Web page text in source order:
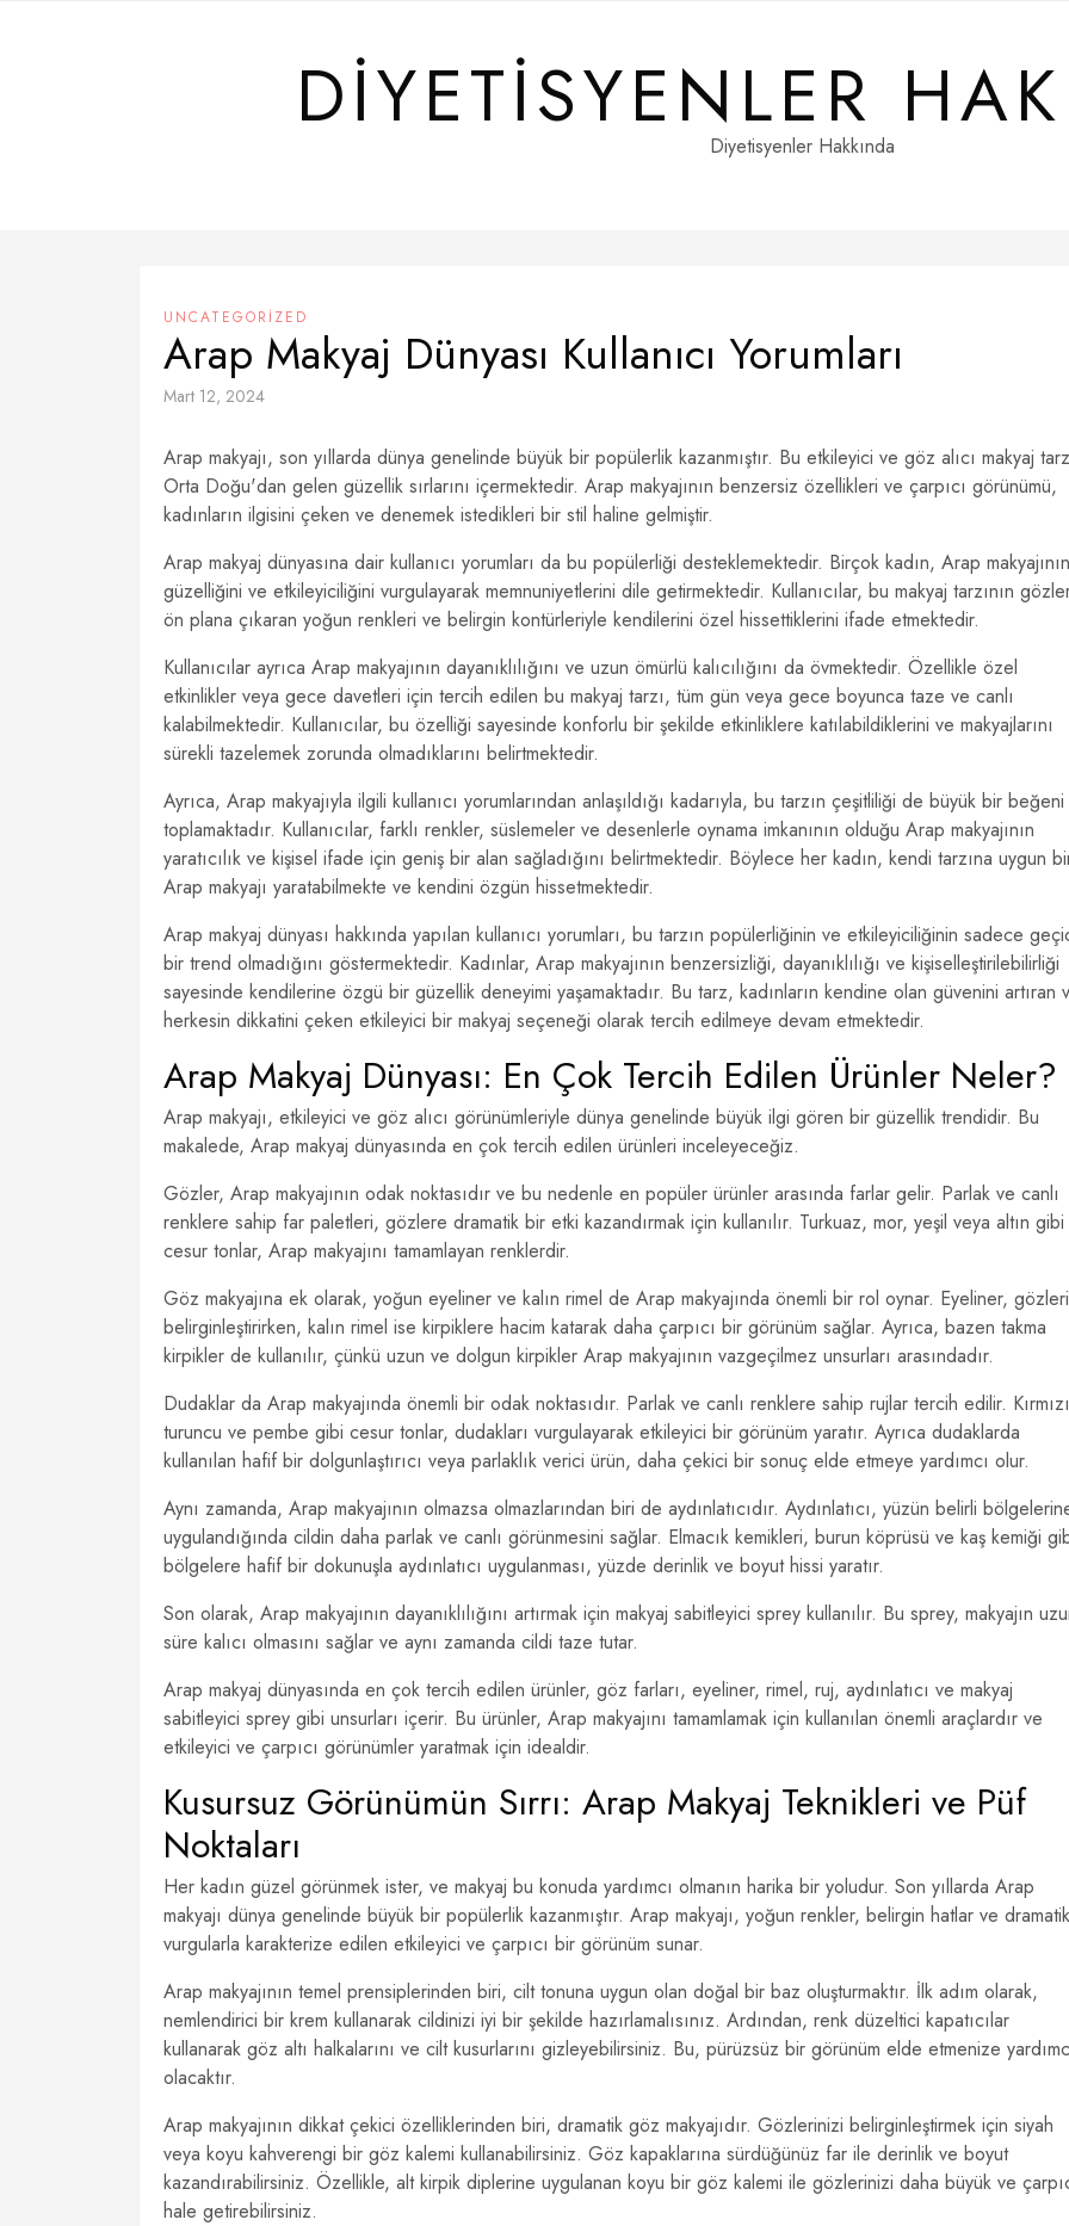
DIYETISYENLER
Diyetisyenler Hakkında
UNCATEGORIZED
Arap Makyaj Dünyası Kullanıcı Yorumları
Mart 12, 2024
Arap makyajı, son yıllarda dünya genelinde büyük bir popülerlik kazanmıştır. Bu etkileyici ve göz alıcı makyaj
Orta Doğu'dan gelen güzellik sırlarını içermektedir. Arap makyajının benzersiz özellikleri ve çarpıcı görünümü,
kadınların ilgisini çeken ve denemek istedikleri bir stil haline gelmiştir.
Arap makyaj dünyasına dair kullanıcı yorumları da bu popülerliği desteklemektedir. Birçok kadın, Arap makyajının
güzelliğini ve etkileyiciliğini vurgulayarak memnuniyetlerini dile getirmektedir. Kullanıcılar, bu makyaj tarzının
ön plana çıkaran yoğun renkleri ve belirgin kontürleriyle kendilerini özel hissettiklerini ifade etmektedir.
Kullanıcılar ayrıca Arap makyajının dayanıklılığını ve uzun ömürlü kalıcılığını da övmektedir. Özellikle özel
etkinlikler veya gece davetleri için tercih edilen bu makyaj tarzı, tüm gün veya gece boyunca taze ve canlı
kalabilmektedir. Kullanıcılar, bu özelliği sayesinde konforlu bir şekilde etkinliklere katılabildiklerini ve makyajlarını
sürekli tazelemek zorunda olmadıklarını belirtmektedir.
Ayrıca, Arap makyajıyla ilgili kullanıcı yorumlarından anlaşıldığı kadarıyla, bu tarzın çeşitliliği de büyük bir beğeni
toplamaktadır. Kullanıcılar, farklı renkler, süslemeler ve desenlerle oynama imkanının olduğu Arap makyajının
yaratıcılık ve kişisel ifade için geniş bir alan sağladığını belirtmektedir. Böylece her kadın, kendi tarzına uygun
Arap makyajı yaratabilmekte ve kendini özgün hissetmektedir.
Arap makyaj dünyası hakkında yapılan kullanıcı yorumları, bu tarzın popülerliğinin ve etkileyiciliğinin sadece
bir trend olmadığını göstermektedir. Kadınlar, Arap makyajının benzersizliği, dayanıklılığı ve kişiselleştirilebilirliği
sayesinde kendilerine özgü bir güzellik deneyimi yaşamaktadır. Bu tarz, kadınların kendine olan güvenini artıran
herkesin dikkatini çeken etkileyici bir makyaj seçeneği olarak tercih edilmeye devam etmektedir.
Arap Makyaj Dünyası: En Çok Tercih Edilen Ürünler Neler?
Arap makyajı, etkileyici ve göz alıcı görünümleriyle dünya genelinde büyük ilgi gören bir güzellik trendidir. Bu
makalede, Arap makyaj dünyasında en çok tercih edilen ürünleri inceleyeceğiz.
Gözler, Arap makyajının odak noktasıdır ve bu nedenle en popüler ürünler arasında farlar gelir. Parlak ve canlı
renklere sahip far paletleri, gözlere dramatik bir etki kazandırmak için kullanılır. Turkuaz, mor, yeşil veya altın gibi
cesur tonlar, Arap makyajını tamamlayan renklerdir.
Göz makyajına ek olarak, yoğun eyeliner ve kalın rimel de Arap makyajında önemli bir rol oynar. Eyeliner, gözleri
belirginleştirirken, kalın rimel ise kirpiklere hacim katarak daha çarpıcı bir görünüm sağlar. Ayrıca, bazen takma
kirpikler de kullanılır, çünkü uzun ve dolgun kirpikler Arap makyajının vazgeçilmez unsurları arasındadır.
Dudaklar da Arap makyajında önemli bir odak noktasıdır. Parlak ve canlı renklere sahip rujlar tercih edilir.
turuncu ve pembe gibi cesur tonlar, dudakları vurgulayarak etkileyici bir görünüm yaratır. Ayrıca dudaklarda
kullanılan hafif bir dolgunlaştırıcı veya parlaklık verici ürün, daha çekici bir sonuç elde etmeye yardımcı olur.
Aynı zamanda, Arap makyajının olmazsa olmazlarından biri de aydınlatıcıdır. Aydınlatıcı, yüzün belirli
uygulandığında cildin daha parlak ve canlı görünmesini sağlar. Elmacık kemikleri, burun köprüsü ve kaş kemiği
bölgelere hafif bir dokunuşla aydınlatıcı uygulanması, yüzde derinlik ve boyut hissi yaratır.
Son olarak, Arap makyajının dayanıklılığını artırmak için makyaj sabitleyici sprey kullanılır. Bu sprey, makyajın
süre kalıcı olmasını sağlar ve aynı zamanda cildi taze tutar.
Arap makyaj dünyasında en çok tercih edilen ürünler, göz farları, eyeliner, rimel, ruj, aydınlatıcı ve makyaj
sabitleyici sprey gibi unsurları içerir. Bu ürünler, Arap makyajını tamamlamak için kullanılan önemli araçlardır ve
etkileyici ve çarpıcı görünümler yaratmak için idealdir.
Kusursuz Görünümün Sırrı: Arap Makyaj Teknikleri ve Püf
Noktaları
Her kadın güzel görünmek ister, ve makyaj bu konuda yardımcı olmanın harika bir yoludur. Son yıllarda Arap
makyajı dünya genelinde büyük bir popülerlik kazanmıştır. Arap makyajı, yoğun renkler, belirgin hatlar ve dramatik
vurgularla karakterize edilen etkileyici ve çarpıcı bir görünüm sunar.
Arap makyajının temel prensiplerinden biri, cilt tonuna uygun olan doğal bir baz oluşturmaktır. İlk adım olarak,
nemlendirici bir krem kullanarak cildinizi iyi bir şekilde hazırlamalısınız. Ardından, renk düzeltici kapatıcılar
kullanarak göz altı halkalarını ve cilt kusurlarını gizleyebilirsiniz. Bu, pürüzsüz bir görünüm elde etmenize
olacaktır.
Arap makyajının dikkat çekici özelliklerinden biri, dramatik göz makyajıdır. Gözlerinizi belirginleştirmek için siyah
veya koyu kahverengi bir göz kalemi kullanabilirsiniz. Göz kapaklarına sürdüğünüz far ile derinlik ve boyut
kazandırabilirsiniz. Özellikle, alt kirpik diplerine uygulanan koyu bir göz kalemi ile gözlerinizi daha büyük ve
hale getirebilirsiniz.